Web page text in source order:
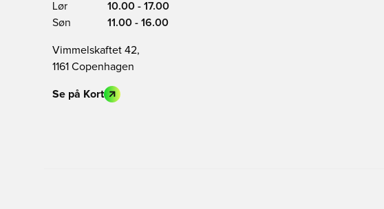
Lør
10.00 - 17.00
Søn
11.00 - 16.00
Vimmelskaftet 42,
1161 Copenhagen
Se på Kort